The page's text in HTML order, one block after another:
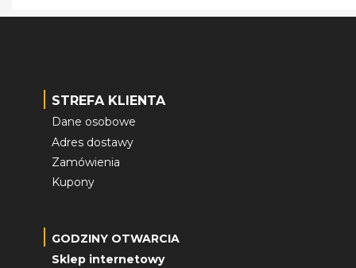
STREFA KLIENTA
Dane osobowe
Adres dostawy
Zamówienia
Kupony
GODZINY OTWARCIA
Sklep internetowy